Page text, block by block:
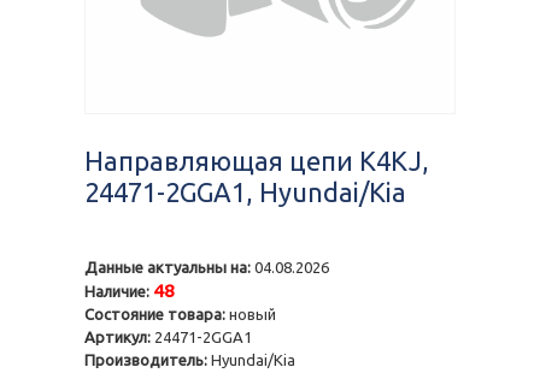
Направляющая цепи K4KJ,
24471-2GGA1, Hyundai/Kia
Данные актуальны на: 04.08.2026
Наличие: 48
Состояние товара: новый
Артикул: 24471-2GGA1
Производитель: Hyundai/Kia